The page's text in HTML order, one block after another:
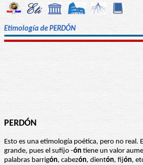
Etimología de PERDÓN
PERDÓN
Esto es una etimología poética, pero no real.
grande, pues el sufijo -ón tiene un valor
palabras barrigón, cabezón, dientón, fijón,